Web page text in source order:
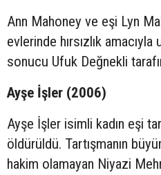
Ann Mahoney ve eşi Lyn
evlerinde hırsızlık amacıyla
sonucu Ufuk Değnekli
Ayşe İşler (2006)
Ayşe İşler isimli kadın eşi
öldürüldü. Tartışmanın
hakim olamayan Niyazi